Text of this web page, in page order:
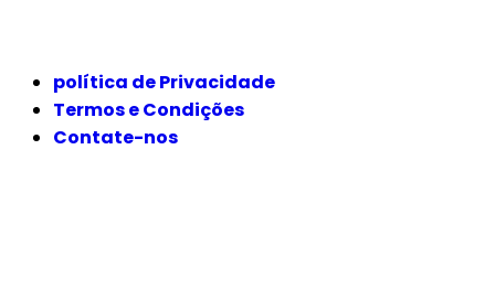
política de Privacidade
Termos e Condições
Contate-nos